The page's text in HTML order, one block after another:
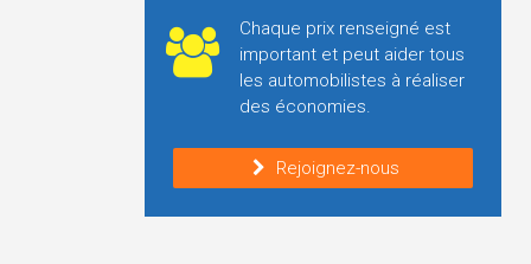
Chaque prix renseigné est
important et peut aider tous
les automobilistes à réaliser
des économies.
Rejoignez-nous